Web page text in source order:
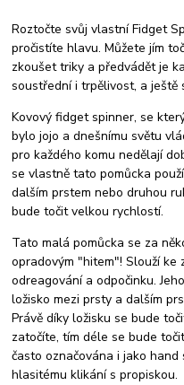
Roztočte svůj vlastní Fidget
pročistíte hlavu. Můžete jím
zkoušet triky a předvádět je
soustřední i trpělivost, a ještě
Kovový fidget spinner, se
bylo jojo a dnešnímu světu
pro každého komu nedělají
se vlastně tato pomůcka
dalším prstem nebo druhou
bude točit velkou rychlostí.
Tato malá pomůcka se za
opradovým "hitem"! Slouží ke
odreagování a odpočinku.
ložisko mezi prsty a dalším
Právě díky ložisku se bude
zatočíte, tím déle se bude
často označována i jako
hlasitému klikání s propiskou.